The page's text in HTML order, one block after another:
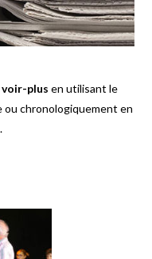
voir-plus en utilisant le
ou chronologiquement en